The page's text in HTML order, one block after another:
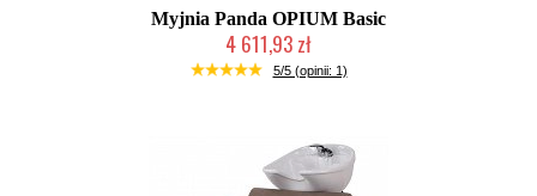
Myjnia Panda OPIUM Basic
4 611,93 zł
Chwilowo niedostępny
5/5 (opinii: 1)